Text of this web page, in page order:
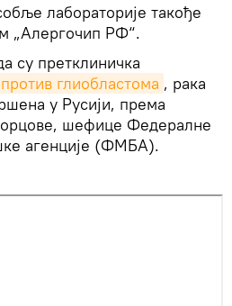
лабораторије такође
„Алергочип РФ“.
су претклиничка
глиобластома , рака
у Русији, према
шефице Федералне
агенције (ФМБА).